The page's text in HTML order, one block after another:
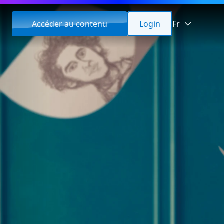
Accéder au contenu Login Fr